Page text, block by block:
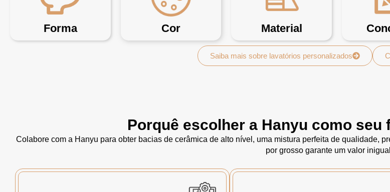
Forma Cor Material
Saiba mais sobre lavatórios personalizados
Porquê escolher a Hanyu como seu
Colabore com a Hanyu para obter bacias de cerâmica de alto nível, uma mistura perfeita de qualidade,
por grosso garante um valor